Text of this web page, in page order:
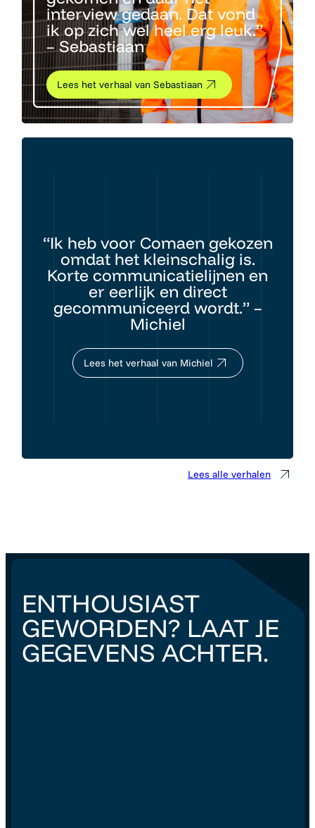
interview gedaan. Dat vond
ik op zich wel heel erg leuk.”
– Sebastiaan
Lees het verhaal van Sebastiaan
“Ik heb voor Comaen gekozen
omdat het kleinschalig is.
Korte communicatielijnen en
er eerlijk en direct
gecommuniceerd wordt.” –
Michiel
Lees het verhaal van Michiel
Lees alle verhalen
ENTHOUSIAST
GEWORDEN? LAAT JE
GEGEVENS ACHTER.